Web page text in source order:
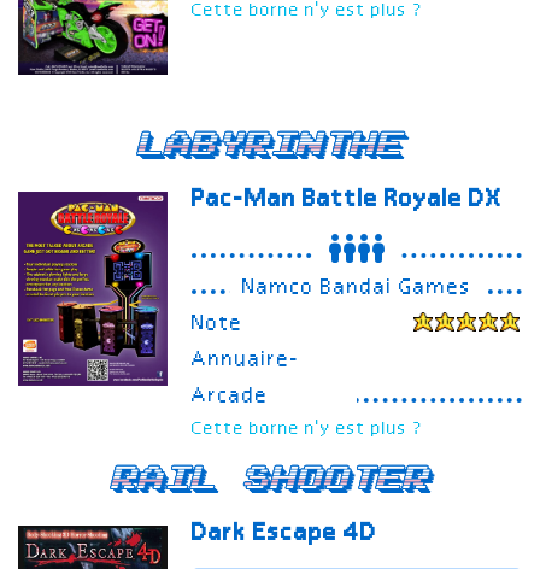
Cette borne n'y est plus ?
Labyrinthe
Pac-Man Battle RoyaleDX
Namco Bandai Games
Note
Annuaire-
Arcade
Cette borne n'y est plus ?
Rail Shooter
Dark Escape 4D